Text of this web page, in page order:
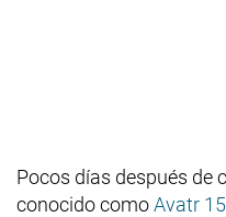
Pocos días después de
conocido comoAvatr 15